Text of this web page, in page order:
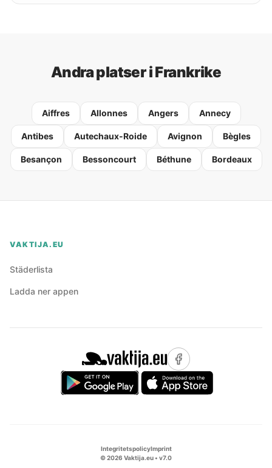
Andra platser i Frankrike
Aiffres Allonnes Angers Annecy
Antibes Autechaux-Roide Avignon Bègles
Besançon Bessoncourt Béthune Bordeaux
VAKTIJA.EU
Städerlista
Ladda ner appen
IntegritetspolicyImprint
©2026 Vaktija.eu • v7.0